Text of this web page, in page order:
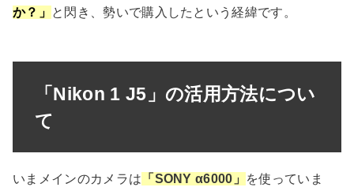
か？」 と閃き、勢いで購入したという経緯です。
「Nikon 1 J5」の活用方法につい
て
いまメインのカメラは 「SONY α6000」
を使っていま